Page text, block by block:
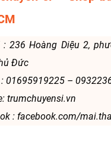
236 Hoàng Diệu 2,
Đức
: 01695919225 –
trumchuyensi.vn
: facebook.com/